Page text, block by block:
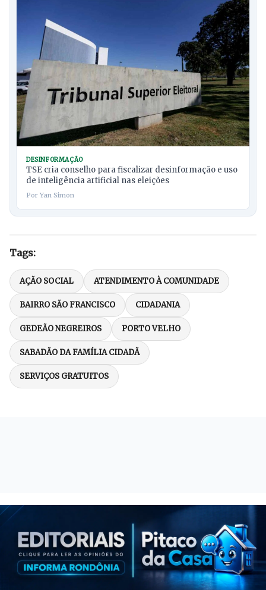
DESINFORMAÇÃO
TSE cria conselho para fiscalizar desinformação e uso
de inteligência artificial nas eleições
Por Yan Simon
Tags:
AÇÃO SOCIAL ATENDIMENTO À COMUNIDADE
BAIRRO SÃO FRANCISCO CIDADANIA
GEDEÃO NEGREIROS PORTO VELHO
SABADÃO DA FAMÍLIA CIDADÃ
SERVIÇOS GRATUITOS